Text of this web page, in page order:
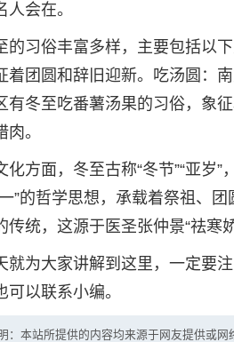
人会在。
的习俗丰富多样，主要包括以
着团圆和辞旧迎新。吃汤圆：
有冬至吃番薯汤果的习俗，象
。
化方面，冬至古称“冬节”“亚岁
”的哲学思想，承载着祭祖、
传统，这源于医圣张仲景“祛寒
就为大家讲解到这里，一定要
可以联系小编。
：本站所提供的内容均来源于网友提供或